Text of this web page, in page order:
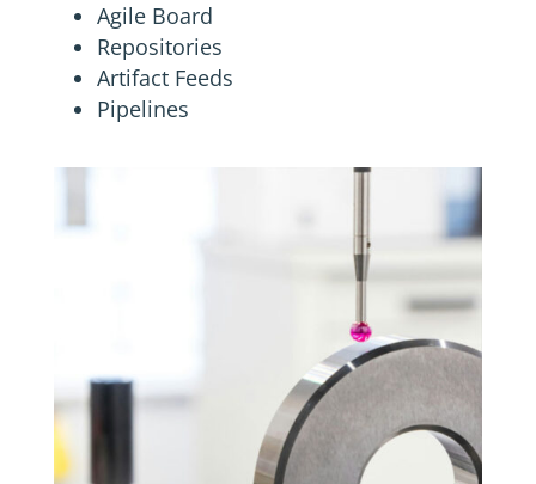
Agile Board
Repositories
Artifact Feeds
Pipelines